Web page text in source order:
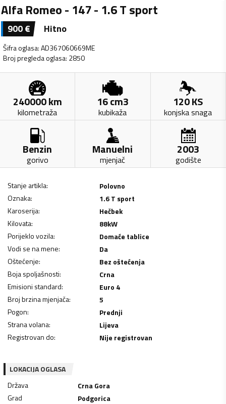
Alfa Romeo - 147 - 1.6 T sport
900€ Hitno
Šifra oglasa:AD367060669ME
Broj pregleda oglasa: 2850
240000km
kilometraža
16cm3
kubikaža
120KS
konjska snaga
Benzin
gorivo
Manuelni
mjenjač
2003
godište
Stanje artikla:
Polovno
Oznaka:
1.6 T sport
Karoserija:
Hečbek
Kilovata: 88kW
Porijeklo vozila:
Domaće tablice
Vodi se na mene:
Da
Oštećenje:
Bez oštećenja
Boja spoljašnosti:
Crna
Emisioni standard:
Euro 4
Broj brzina mjenjača:
5
Pogon:
Prednji
Strana volana:
Lijeva
Registrovan do: Nije registrovan
LOKACIJA OGLASA
Država
Crna Gora
Grad
Podgorica